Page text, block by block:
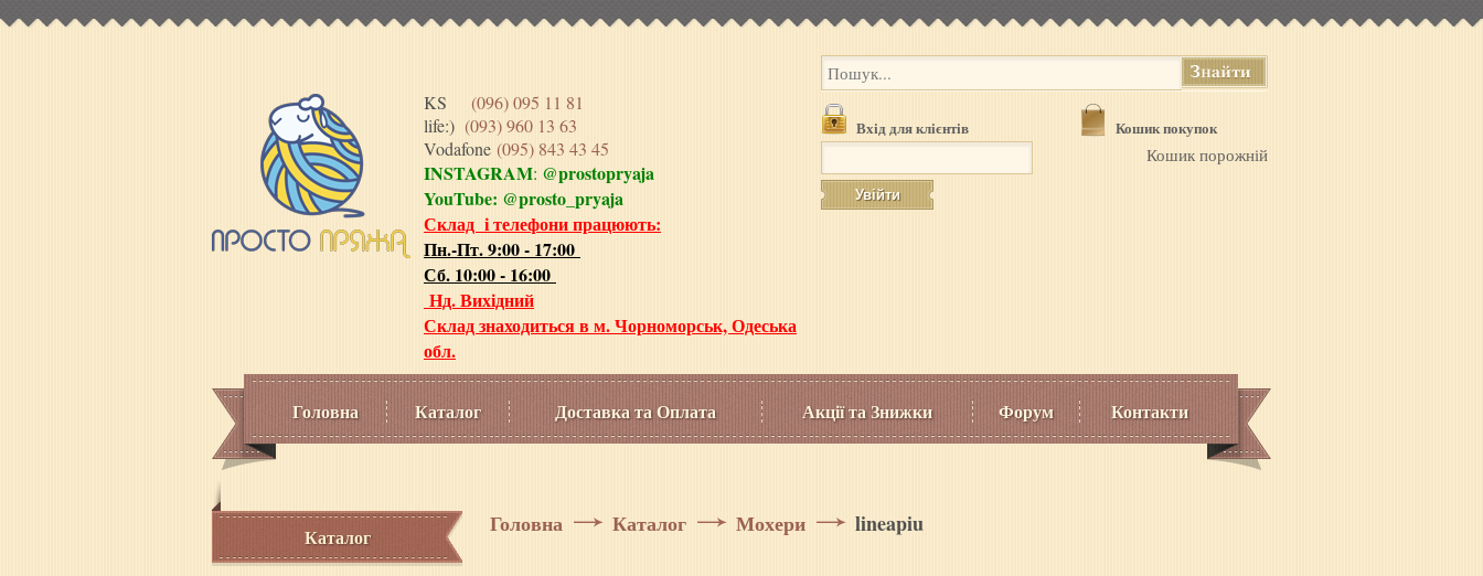
KS (096) 095 11 81
life:) (093) 960 13 63
Vodafone (095) 843 43 45
INSTAGRAM: @prostopryaja
YouTube: @prosto_pryaja
Склад і телефони працюють:
Пн.-Пт. 9:00 - 17:00
Сб. 10:00 - 16:00
Нд. Вихідний
Склад знаходиться в м. Чорноморськ, Одеська
обл.
Вхід для клієнтів Кошик покупок
Кошик порожній
Головна Каталог Доставка та Оплата Акції та Знижки Форум Контакти
Каталог Головна Каталог Мохери lineapiu